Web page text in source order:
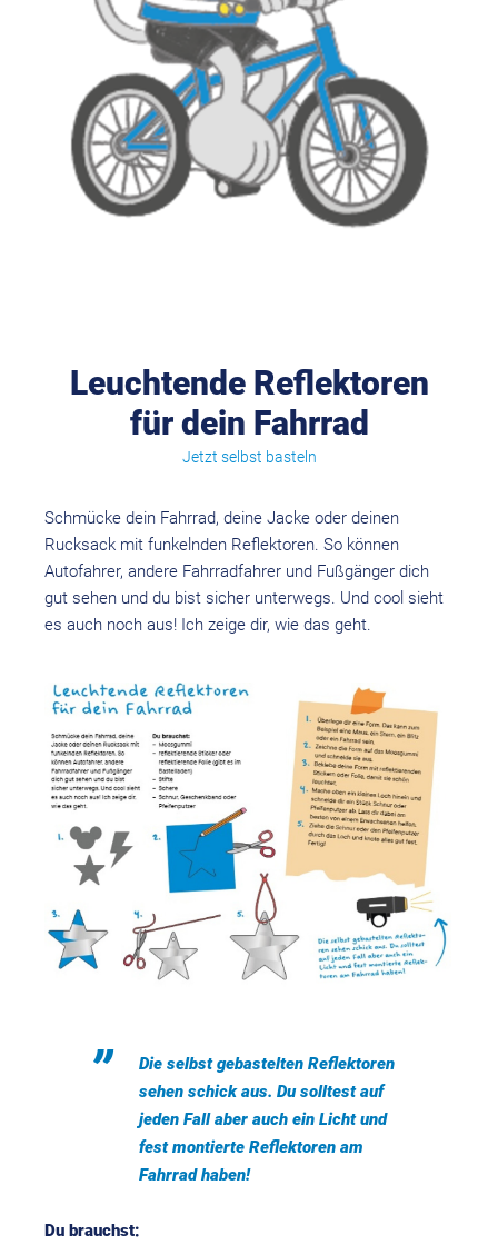
Leuchtende Reflektoren
für dein Fahrrad
Jetzt selbst basteln
Schmücke dein Fahrrad, deine Jacke oder deinen
Rucksack mit funkelnden Reflektoren. So können
Autofahrer, andere Fahrradfahrer und Fußgänger dich
gut sehen und du bist sicher unterwegs. Und cool sieht
es auch noch aus! Ich zeige dir, wie das geht.
Die selbst gebastelten Reflektoren
sehen schick aus. Du solltest auf
jeden Fall aber auch ein Licht und
fest montierte Reflektoren am
Fahrrad haben!
Du brauchst: